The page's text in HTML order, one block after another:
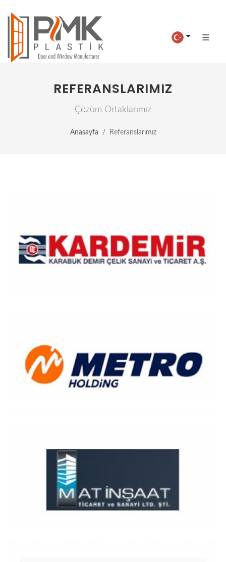
REFERANSLARIMIZ
Çözüm Ortaklarımız
Anasayfa Referanslarımız